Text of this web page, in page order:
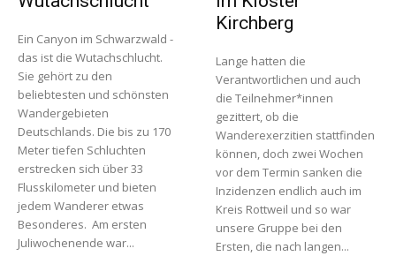
Ein Canyon im Schwarzwald -
das ist die Wutachschlucht.
Sie gehört zu den
beliebtesten und schönsten
Wandergebieten
Deutschlands. Die bis zu 170
Meter tiefen Schluchten
erstrecken sich über 33
Flusskilometer und bieten
jedem Wanderer etwas
Besonderes. Am ersten
Juliwochenende war...
Kirchberg
Lange hatten die
Verantwortlichen und auch
die Teilnehmer*innen
gezittert, ob die
Wanderexerzitien stattfinden
können, doch zwei Wochen
vor dem Termin sanken die
Inzidenzen endlich auch im
Kreis Rottweil und so war
unsere Gruppe bei den
Ersten, die nach langen...